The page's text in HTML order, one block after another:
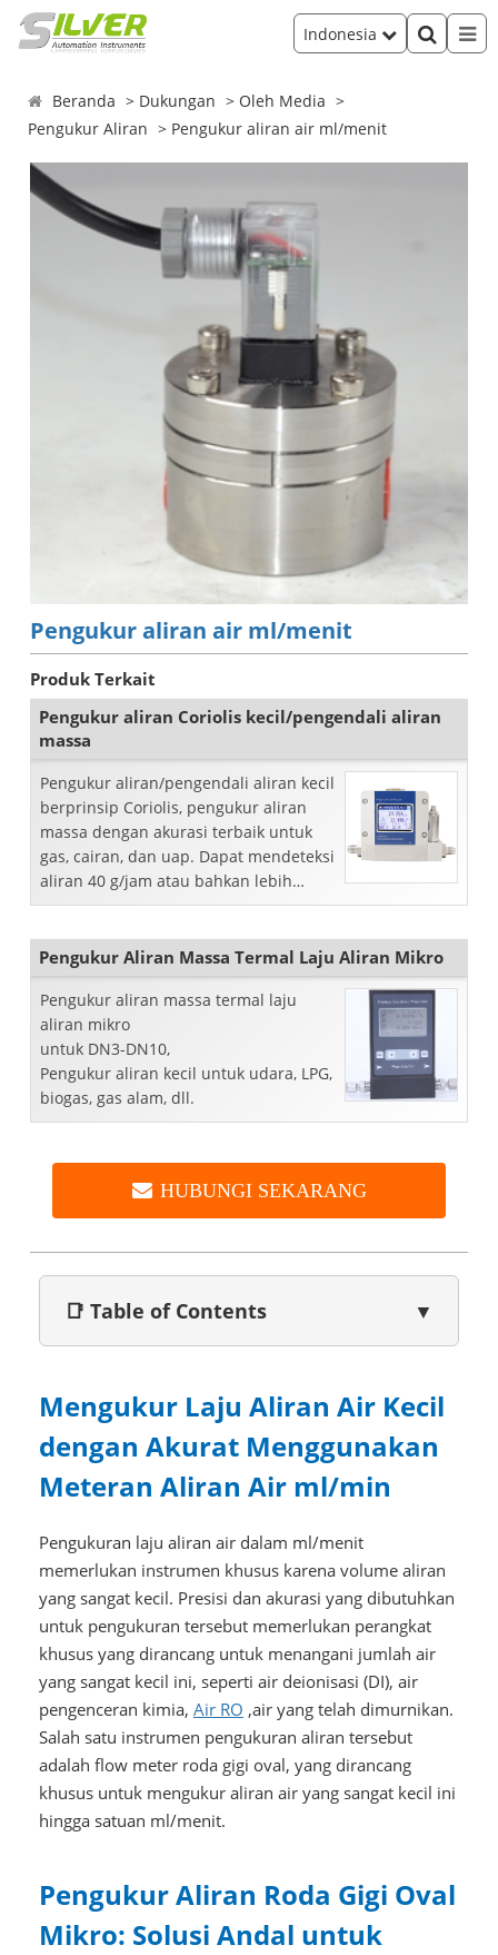
Indonesia
Beranda Dukungan
Oleh Media
Pengukur Aliran
Pengukur aliran air ml/menit
Pengukur aliran air ml/menit
Produk Terkait
Pengukur aliran Coriolis kecil/pengendali aliran
massa
Pengukur aliran/pengendali aliran kecil
berprinsip Coriolis, pengukur aliran
massa dengan akurasi terbaik untuk
gas, cairan, dan uap. Dapat mendeteksi
aliran 40 g/jam atau bahkan lebih
rendah.
Pengukur Aliran Massa Termal Laju Aliran Mikro
Pengukur aliran massa termal laju
aliran mikro
untuk DN3-DN10,
Pengukur aliran kecil untuk udara, LPG,
biogas, gas alam, dll.
HUBUNGI SEKARANG
📑 Table of Contents ▼
Mengukur Laju Aliran Air Kecil
dengan Akurat Menggunakan
Meteran Aliran Air ml/min
Pengukuran laju aliran air dalam ml/menit
memerlukan instrumen khusus karena volume aliran
yang sangat kecil. Presisi dan akurasi yang dibutuhkan
untuk pengukuran tersebut memerlukan perangkat
khusus yang dirancang untuk menangani jumlah air
yang sangat kecil ini, seperti air deionisasi (DI), air
pengenceran kimia, Air RO ,air yang telah dimurnikan.
Salah satu instrumen pengukuran aliran tersebut
adalah flow meter roda gigi oval, yang dirancang
khusus untuk mengukur aliran air yang sangat kecil ini
hingga satuan ml/menit.
Pengukur Aliran Roda Gigi Oval
Mikro: Solusi Andal untuk